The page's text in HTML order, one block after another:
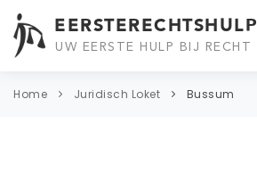
EERSTERECHTSHULP
UW EERSTE HULP BIJ RECHT
Home Juridisch Loket Bussum